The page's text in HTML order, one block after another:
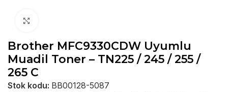
Brother MFC9330CDW Uyumlu
Muadil Toner – TN225 / 245 / 255 /
265 C
Stok kodu: BB00128-5087